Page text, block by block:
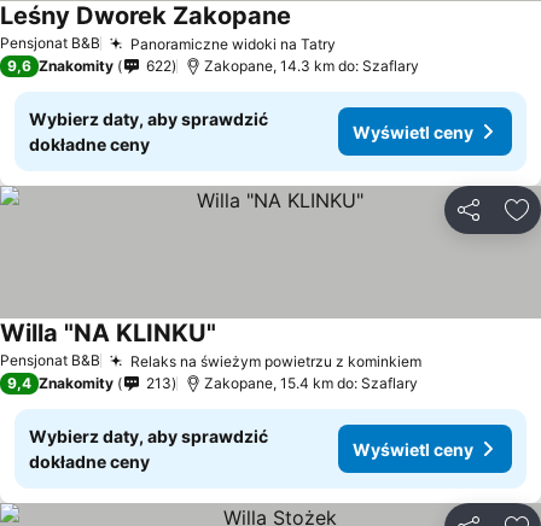
Pensjonat B&B Panoramiczne widoki na Tatry
Leśny Dworek Zakopane
9,6 Znakomity 622 Zakopane, 14.3 km do: Szaflary
Wybierz daty, aby sprawdzić
dokładne ceny
Wyświetl ceny
Pensjonat B&B Relaks na świeżym powietrzu z kominkiem
Willa "NA KLINKU"
9,4 Znakomity 213 Zakopane, 15.4 km do: Szaflary
Wybierz daty, aby sprawdzić
dokładne ceny
Wyświetl ceny